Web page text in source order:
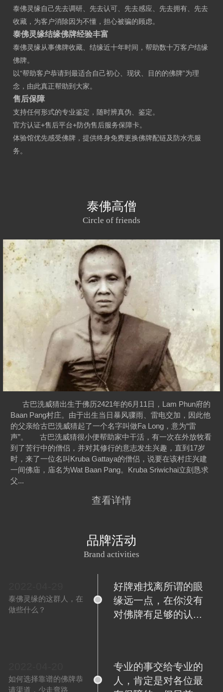
泰佛灵缘自己先去调研、先去认可、先去感应、先去拥有、先去
收藏， 为客户消除因为不懂，担心被骗的顾虑。
泰佛灵缘结缘佛牌经验丰富
泰佛灵缘从事佛牌收藏、结缘近十年时间， 帮助数十万客户结缘
佛牌。
以“帮助客户恭请到最适合自己初心、现状、目的的佛牌”为理
念， 由此真正帮助到大家。
售后保障
支持任何形式的专业鉴定， 随时辨真伪、鉴定。
官方认证+售后平台+防伪售后服务保障卡。
体验馆优先感受佛牌， 提供终身免费更换佛牌配链及防水壳服
务。
泰佛高僧
Circle of friends
古巴洗威猜出生于佛历2421年的6月11日，Lam Phun府的
Baan Pang村庄。由于出生当日暴风骤雨、雷电交加，因此他
的父亲给古巴洗威猜起了一个名字叫做Fa Long，意为“雷
声”。 古巴洗威猜很小便帮助家中干活，有一次在外放牧看
到了苦行中的僧侣，并对其修行的意志发生兴趣，直到17岁
时，来了一位名叫Kruba Gattaya的僧侣，说要在该村庄兴建
一间佛庙，庙名为Wat Baan Pang。Kruba Sriwichai立刻恳求
父...
查看详情
品牌活动
Brand activities
泰佛灵缘的这群人，在
做些什么？
好牌难找离所谓的眼
缘远一点，在你没有
对佛牌有足够的认...
如何选择靠谱的佛牌恭
请渠道，少走弯路
专业的事交给专业的
人，肯定是对各位最